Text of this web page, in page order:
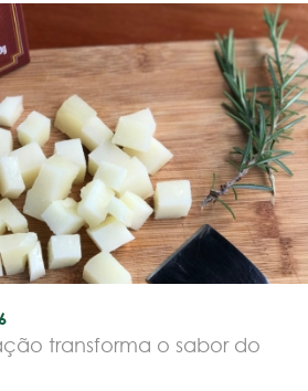
transforma o sabor do